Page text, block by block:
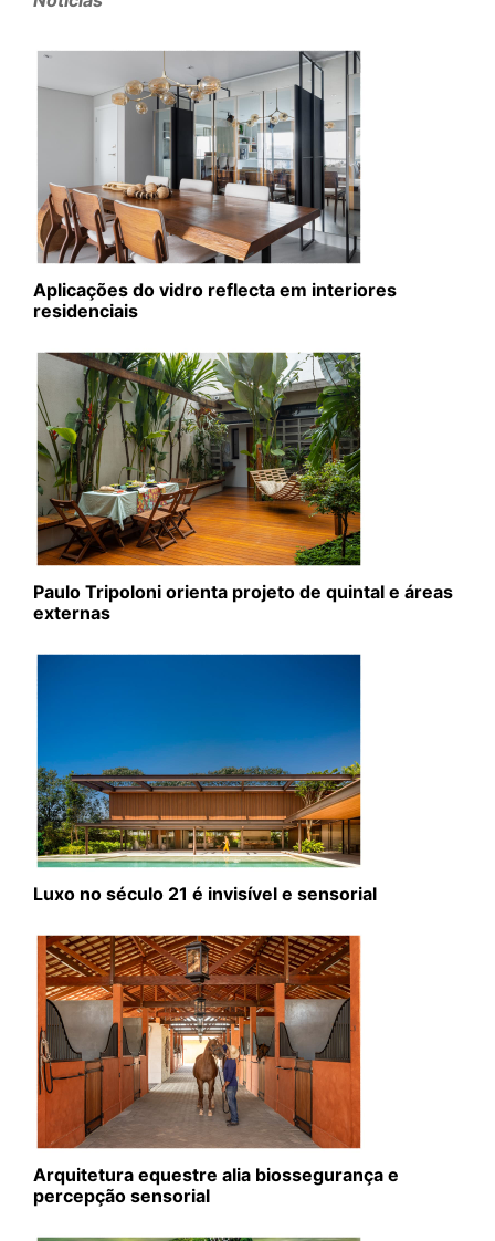
Aplicações do vidro reflecta em interiores
residenciais
Paulo Tripoloni orienta projeto de quintal e áreas
externas
Luxo no século 21 é invisível e sensorial
Arquitetura equestre alia biossegurança e
percepção sensorial